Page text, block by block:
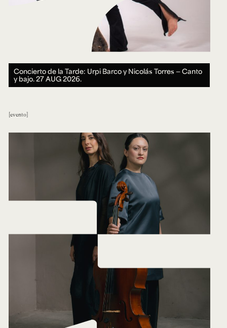
Concierto de la Tarde: Urpi Barco y Nicolás Torres — Canto
y bajo.27 AUG 2026.
evento